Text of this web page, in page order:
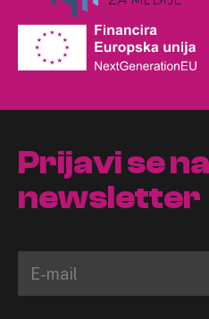
Prijavi se
newsletter